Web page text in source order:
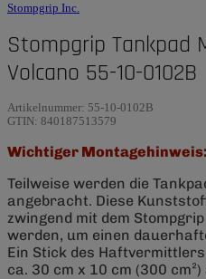
Stompgrip Inc.
Stompgrip Tankpad
Volcano 55-10-0102B
Artikelnummer: 55-10-0102B
GTIN: 840187513579
Wichtiger Montagehinweis:
Teilweise werden die
angebracht. Diese
zwingend mit dem
werden, um einen
Ein Stick des
ca. 30 cm x 10 cm (300 cm²)